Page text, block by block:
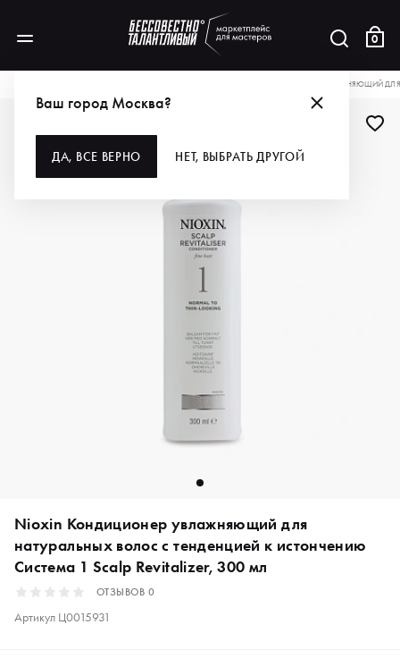
0
Ваш город Москва?
ДА, ВСЕ ВЕРНО НЕТ, ВЫБРАТЬ ДРУГОЙ
NIOXIN КОНДИЦИОНЕР УВЛАЖНЯЮЩИЙ ДЛЯ
Nioxin Кондиционер увлажняющий для
натуральных волос с тенденцией к истончению
Система 1 Scalp Revitalizer, 300 мл
ОТЗЫВОВ 0
Артикул Ц0015931